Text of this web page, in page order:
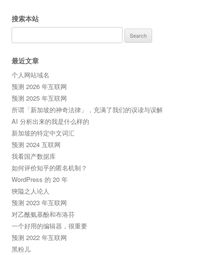
搜索本站
for:
最近文章
个人网站域名
预测 2026 年互联网
预测 2025 年互联网
所谓「新加坡的神奇法律」，充满了我们的误读与误解
AI 分析出来的我是什么样的
新加坡的特定中文词汇
预测 2024 互联网
我看国产数据库
如何评价知乎的匿名机制？
WordPress 的 20 年
狹隘之人论人
预测 2023 年互联网
对乙酰氨基酚和布洛芬
一个好用的编辑器，很重要
预测 2022 年互联网
黑粉儿